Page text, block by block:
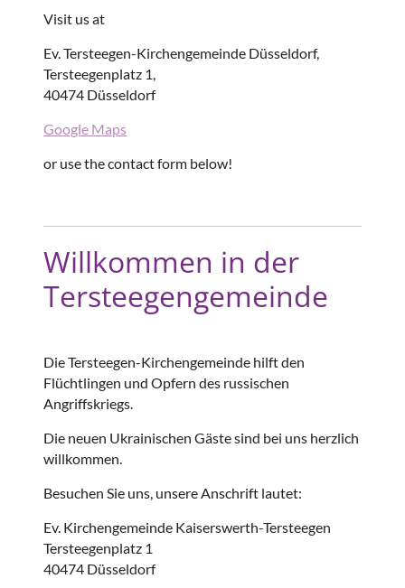
Visit us at
Ev. Tersteegen-Kirchengemeinde Düsseldorf,
Tersteegenplatz 1,
40474 Düsseldorf
Google Maps
or use the contact form below!
Willkommen in der
Tersteegengemeinde
Die Tersteegen-Kirchengemeinde hilft den
Flüchtlingen und Opfern des russischen
Angriffskriegs.
Die neuen Ukrainischen Gäste sind bei uns herzlich
willkommen.
Besuchen Sie uns, unsere Anschrift lautet:
Ev. Kirchengemeinde Kaiserswerth-Tersteegen
Tersteegenplatz 1
40474 Düsseldorf